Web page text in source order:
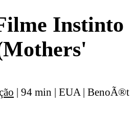
Instinto
| 94 min | EUA | BenoÃ®t